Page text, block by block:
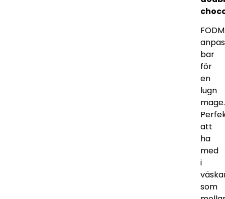
bar
för
en
lugn
mage.
att
ha
med
i
som